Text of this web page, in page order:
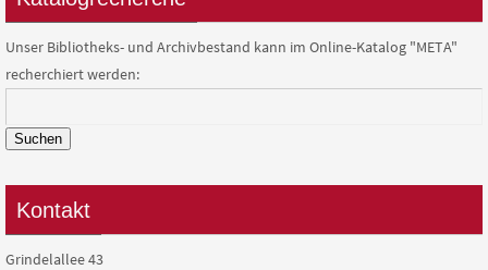
Unser Bibliotheks- und Archivbestand kann im Online-Katalog "META"
recherchiert werden:
Suchen
Kontakt
Grindelallee 43